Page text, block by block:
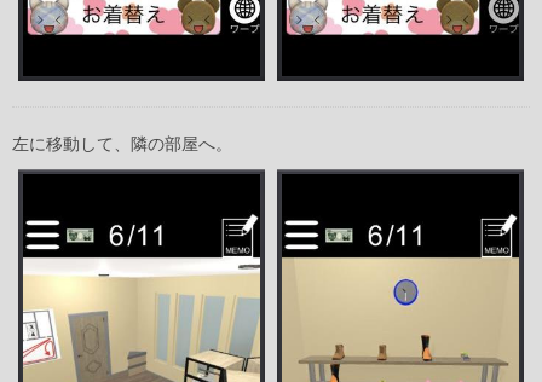
左に移動して、隣の部屋へ。